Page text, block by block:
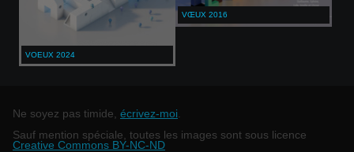
VOEUX 2024
VŒUX 2016
Ne soyez pas timide, écrivez-moi.
Sauf mention spéciale, toutes les images sont sous licence
Creative Commons BY-NC-ND